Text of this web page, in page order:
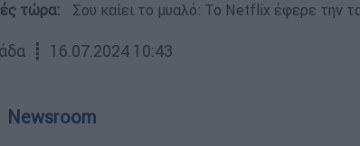
τώρα: Σου καίει το μυαλό: Το Netflix έφερε την
┋ 16.07.2024 10:43
Newsroom